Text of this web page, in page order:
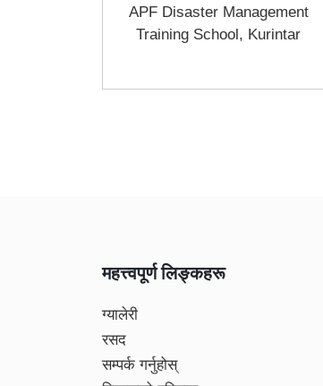
APF Disaster Management
Training School, Kurintar
महत्त्वपूर्ण लिङ्कहरू
ग्यालेरी
रसद
सम्पर्क गर्नुहोस्